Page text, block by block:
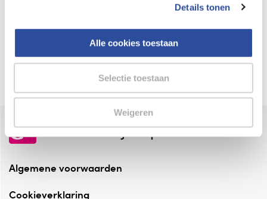
Details tonen
Alle cookies toestaan
Selectie toestaan
Weigeren
Altijd onze folder bij de hand
Check onze folders ⁠bij AlleFolders.
de vriendelijke specialist
Algemene voorwaarden
Cookieverklaring